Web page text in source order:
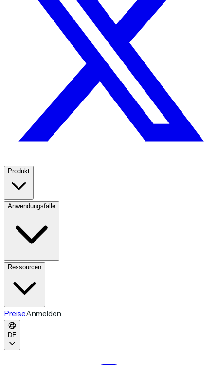
Produkt
Anwendungsfälle
Ressourcen
PreiseAnmelden
DE